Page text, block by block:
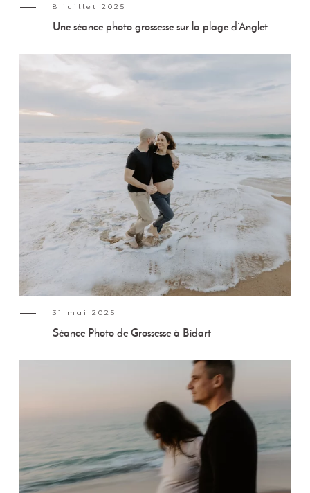
8 juillet 2025
Une séance photo grossesse sur la plage d’Anglet
31 mai 2025
Séance Photo de Grossesse à Bidart